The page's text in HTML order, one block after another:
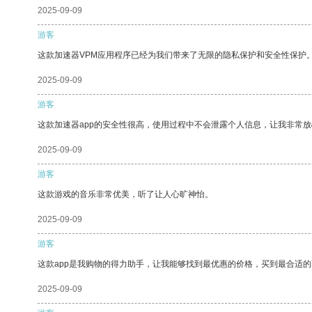
2025-09-09
游客
这款加速器VPM应用程序已经为我们带来了无限的隐私保护和安全性保护。
2025-09-09
游客
这款加速器app的安全性很高，使用过程中不会泄露个人信息，让我非常放
2025-09-09
游客
这款游戏的音乐非常优美，听了让人心旷神怡。
2025-09-09
游客
这款app是我购物的得力助手，让我能够找到最优惠的价格，买到最合适的
2025-09-09